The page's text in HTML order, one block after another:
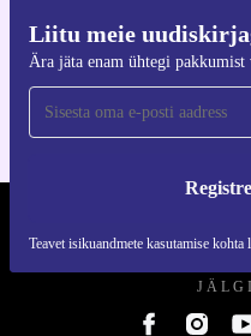
Liitu meie
Ära jäta enam ühtegi pakkumist
Teavet isikuandmete kasutamise kohta
Hangi
iOS-i ja